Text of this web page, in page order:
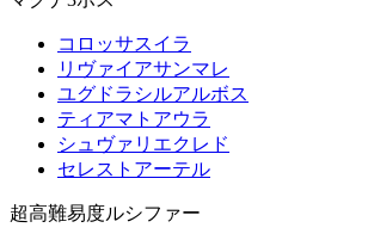
コロッサスイラ
リヴァイアサンマレ
ユグドラシルアルボス
ティアマトアウラ
シュヴァリエクレド
セレストアーテル
超高難易度ルシファー